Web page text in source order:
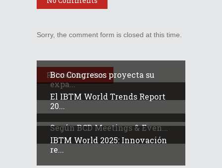
Sorry, the comment form is closed at this time.
Related Articles
Bco Congresos proyecta su
expa...
El IBTM World Trends Report
20...
Según BCD Meetings & Even...
IBTM World 2025: Innovación
re...